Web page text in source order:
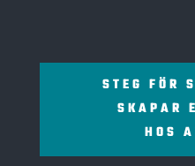
STEG FÖR
SKAPAR
HOS